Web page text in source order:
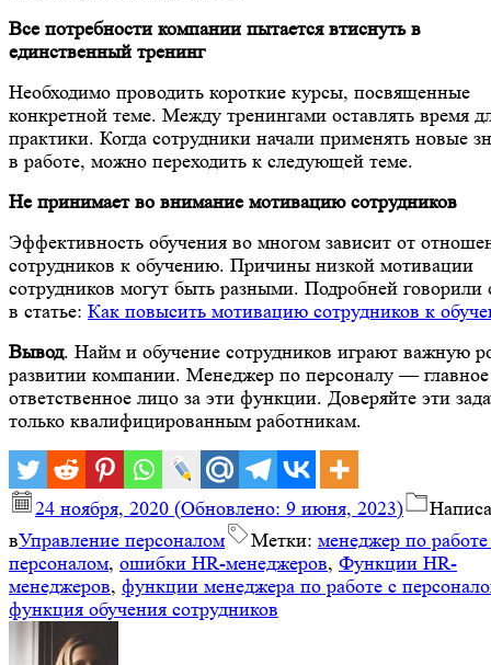
Все потребности компании пытается втиснуть в
единственный тренинг
Необходимо проводить короткие курсы, посвященные
конкретной теме. Между тренингами оставлять время
практики. Когда сотрудники начали применять новые
в работе, можно переходить к следующей теме.
Не принимает во внимание мотивацию сотрудников
Эффективность обучения во многом зависит от
сотрудников к обучению. Причины низкой мотивации
сотрудников могут быть разными. Подробней говорили
в статье: Как повысить мотивацию сотрудников к
Вывод. Найм и обучение сотрудников играют важную
развитии компании. Менеджер по персоналу — главное
ответственное лицо за эти функции. Доверяйте эти
только квалифицированным работникам.
24 ноября, 2020 (Обновлено: 9 июня, 2023)
вУправление персоналом Метки: менеджер по работе
персоналом, ошибки HR-менеджеров, Функции HR-
менеджеров, функции менеджера по работе с
функция обучения сотрудников